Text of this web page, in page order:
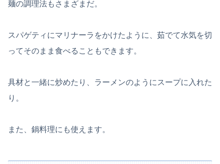
麺の調理法もさまざまだ。
スパゲティにマリナーラをかけたように、茹でて水気を切
ってそのまま食べることもできます。
具材と一緒に炒めたり、ラーメンのようにスープに入れた
り。
また、鍋料理にも使えます。